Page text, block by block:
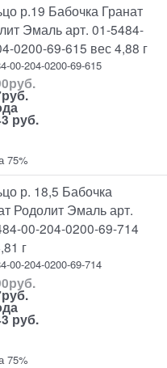
р.19 Бабочка Гранат
Эмаль арт. 01-5484-
0200-69-615 вес 4,88 г
00-204-0200-69-615
руб.
руб.
руб.
75%
р. 18,5 Бабочка
Родолит Эмаль арт.
00-204-0200-69-714
г
00-204-0200-69-714
руб.
руб.
руб.
75%